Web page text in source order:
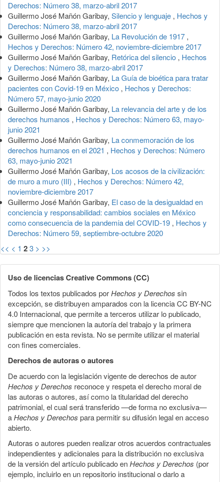
Derechos: Número 38, marzo-abril 2017
Guillermo José Mañón Garibay, Silencio y lenguaje , Hechos y
Derechos: Número 38, marzo-abril 2017
Guillermo José Mañón Garibay, La Revolución de 1917 ,
Hechos y Derechos: Número 42, noviembre-diciembre 2017
Guillermo José Mañón Garibay, Retórica del silencio , Hechos
y Derechos: Número 38, marzo-abril 2017
Guillermo José Mañón Garibay, La Guía de bioética para tratar
pacientes con Covid-19 en México , Hechos y Derechos:
Número 57, mayo-junio 2020
Guillermo José Mañón Garibay, La relevancia del arte y de los
derechos humanos , Hechos y Derechos: Número 63, mayo-
junio 2021
Guillermo José Mañón Garibay, La conmemoración de los
derechos humanos en el 2021 , Hechos y Derechos: Número
63, mayo-junio 2021
Guillermo José Mañón Garibay, Los acosos de la civilización:
de muro a muro (III) , Hechos y Derechos: Número 42,
noviembre-diciembre 2017
Guillermo José Mañón Garibay, El caso de la desigualdad en
conciencia y responsabilidad: cambios sociales en México
como consecuencia de la pandemia del COVID-19 , Hechos y
Derechos: Número 59, septiembre-octubre 2020
<< < 1 23 > >>
Uso de licencias Creative Commons (CC)
Todos los textos publicados porHechos y Derechos sin
excepción, se distribuyen amparados con la licencia CC BY-NC
4.0 Internacional, que permite a terceros utilizar lo publicado,
siempre que mencionen la autoría del trabajo y la primera
publicación en esta revista. No se permite utilizar el material
con fines comerciales.
Derechos de autoras o autores
De acuerdo con la legislación vigente de derechos de autor
Hechos y Derechos reconoce y respeta el derecho moral de
las autoras o autores, así como la titularidad del derecho
patrimonial, el cual será transferido —de forma no exclusiva—
aHechos y Derechos para permitir su difusión legal en acceso
abierto.
Autoras o autores pueden realizar otros acuerdos contractuales
independientes y adicionales para la distribución no exclusiva
de la versión del artículo publicado enHechos y Derechos (por
ejemplo, incluirlo en un repositorio institucional o darlo a